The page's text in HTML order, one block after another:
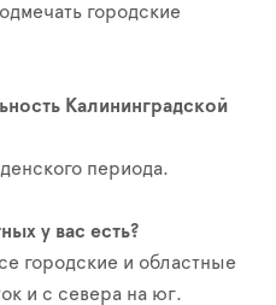
городские
Калининградской
периода.
у вас есть?
городские и областные
и с севера на юг.